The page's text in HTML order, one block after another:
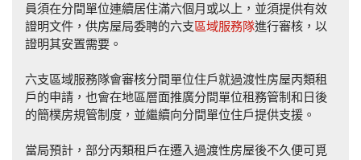
員須在分間單位連續居住滿六個月或以上，並須提供有效
證明文件，供房屋局委聘的六支區域服務隊進行審核，以
證明其安置需要。
六支區域服務隊會審核分間單位住戶就過渡性房屋丙類租
戶的申請，也會在地區層面推廣分間單位租務管制和日後
的簡樸房規管制度，並繼續向分間單位住戶提供支援。
當局預計，部分丙類租戶在遷入過渡性房屋後不久便可覓